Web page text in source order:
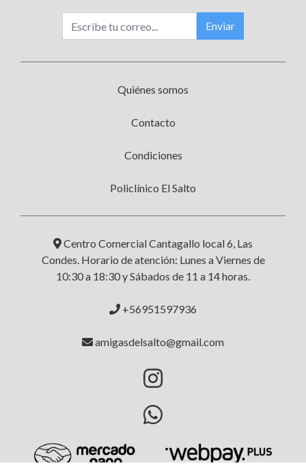
Enviar
Quiénes somos
Contacto
Condiciones
Policlínico El Salto
Centro Comercial Cantagallo local 6, Las
Condes. Horario de atención: Lunes a Viernes de
10:30 a 18:30 y Sábados de 11 a 14 horas.
+56951597936
amigasdelsalto@gmail.com